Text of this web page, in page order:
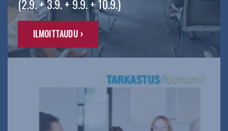
(2.9. + 3.9. + 9.9. + 10.9.)
ILMOITTAUDU ›